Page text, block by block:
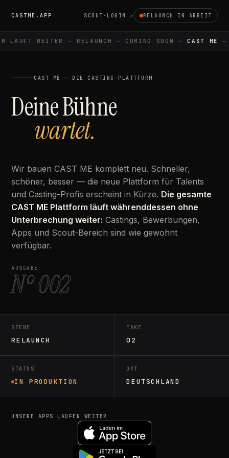
CASTME.APP SCOUT-LOGIN ↗ RELAUNCH IN ARBEIT
LÄUFT WEITER — RELAUNCH — COMING SOON — CAST ME—
CAST ME — DIE CASTING-PLATTFORM
Deine Bühne
wartet.
Wir bauen CAST ME komplett neu. Schneller,
schöner, besser — die neue Plattform für Talents
und Casting-Profis erscheint in Kürze. Die gesamte
CAST ME Plattform läuft währenddessen ohne
Unterbrechung weiter: Castings, Bewerbungen,
Apps und Scout-Bereich sind wie gewohnt
verfügbar.
AUSGABE
Nº 002
SZENE
RELAUNCH
TAKE
02
STATUS
IN PRODUKTION
ORT
DEUTSCHLAND
UNSERE APPS LAUFEN WEITER